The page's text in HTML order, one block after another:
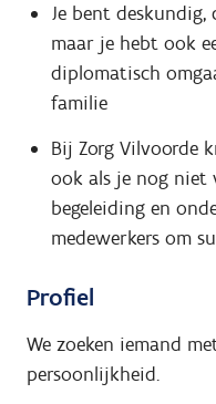
Je bent
maar je hebt ook
diplomatisch
familie
Bij Zorg Vilvoorde
ook als je nog niet
begeleiding en
medewerkers om
Profiel
We zoeken iemand
persoonlijkheid.